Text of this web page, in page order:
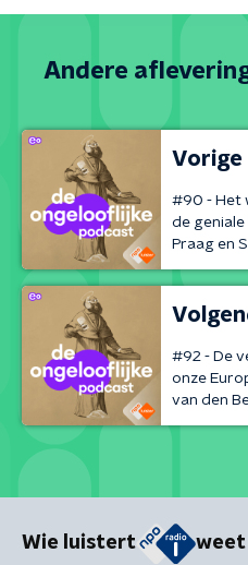
Andere
Vorige
#90 - Het
de
Praag en
#92 - De
onze
van den
Wie luistert weet